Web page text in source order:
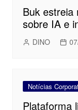
Buk estreia
sobre IA e
DINO
Notícias
Plataforma